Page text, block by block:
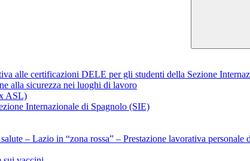
alle certificazioni DELE per gli studenti della Sezione
alla sicurezza nei luoghi di lavoro
ASL)
Internazionale di Spagnolo (SIE)
– Lazio in “zona rossa” – Prestazione lavorativa personale